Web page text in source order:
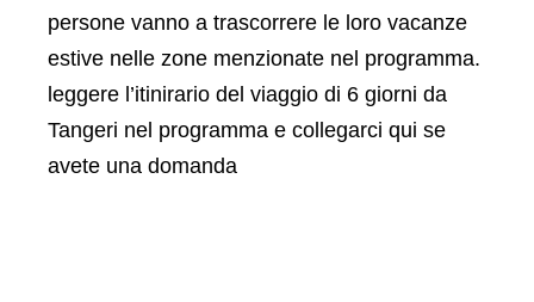
persone vanno a trascorrere le loro vacanze
estive nelle zone menzionate nel programma.
leggere l’itinirario del viaggio di 6 giorni da
Tangeri nel programma e collegarci qui se
avete una domanda